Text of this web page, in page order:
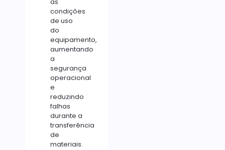
condições
de uso
do
equipamento,
aumentando
a
segurança
operacional
e
reduzindo
falhas
durante a
transferência
de
materiais.